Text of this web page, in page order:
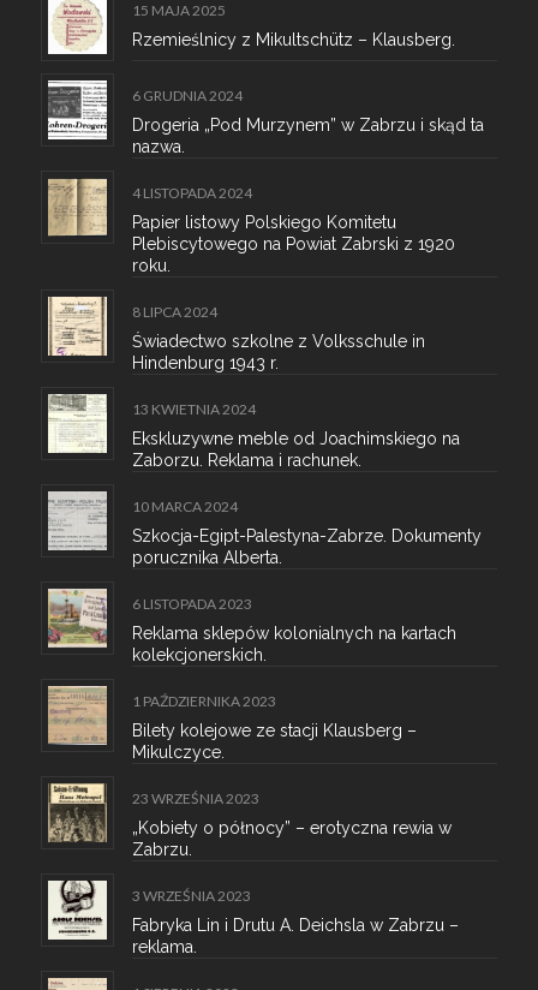
15 MAJA 2025
Rzemieślnicy z Mikultschütz – Klausberg.
6 GRUDNIA 2024
Drogeria „Pod Murzynem” w Zabrzu i skąd ta
nazwa.
4 LISTOPADA 2024
Papier listowy Polskiego Komitetu
Plebiscytowego na Powiat Zabrski z 1920
roku.
8 LIPCA 2024
Świadectwo szkolne z Volksschule in
Hindenburg 1943 r.
13 KWIETNIA 2024
Ekskluzywne meble od Joachimskiego na
Zaborzu. Reklama i rachunek.
10 MARCA 2024
Szkocja-Egipt-Palestyna-Zabrze. Dokumenty
porucznika Alberta.
6 LISTOPADA 2023
Reklama sklepów kolonialnych na kartach
kolekcjonerskich.
1 PAŹDZIERNIKA 2023
Bilety kolejowe ze stacji Klausberg –
Mikulczyce.
23 WRZEŚNIA 2023
„Kobiety o północy” – erotyczna rewia w
Zabrzu.
3 WRZEŚNIA 2023
Fabryka Lin i Drutu A. Deichsla w Zabrzu –
reklama.